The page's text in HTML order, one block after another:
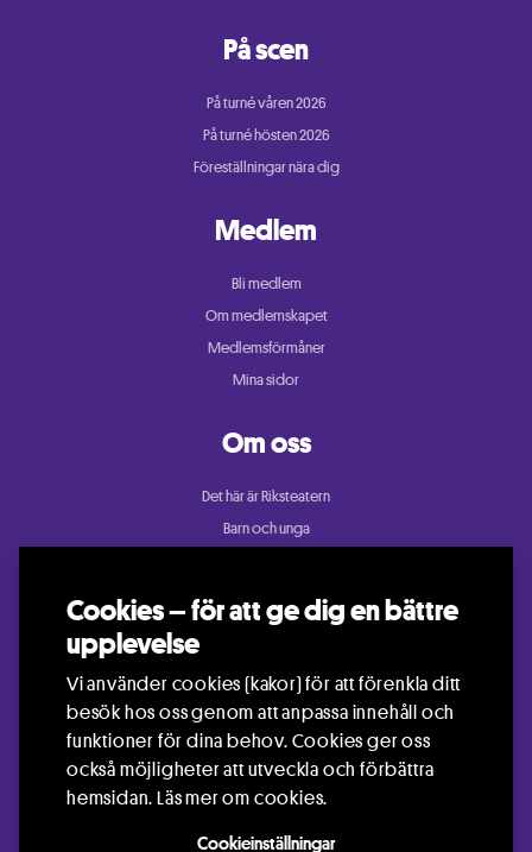
Cookies – för att ge dig en bättre
upplevelse
Vi använder cookies (kakor) för att förenkla ditt
besök hos oss genom att anpassa innehåll och
funktioner för dina behov. Cookies ger oss
också möjligheter att utveckla och förbättra
hemsidan.Läs mer om cookies.
Cookieinställningar
På scen
På turné våren 2026
På turné hösten 2026
Föreställningar nära dig
Medlem
Bli medlem
Om medlemskapet
Medlemsförmåner
Mina sidor
Om oss
Det här är Riksteatern
Barn och unga
Konsert och festival
Samtida cirkus
Teater